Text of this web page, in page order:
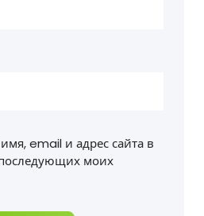
email и адрес сайта в
моих